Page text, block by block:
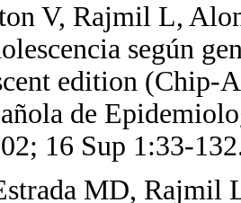
V, Rajmil L,
según
edition (Chip-
de
16 Sup 1:33-
MD, Rajmil